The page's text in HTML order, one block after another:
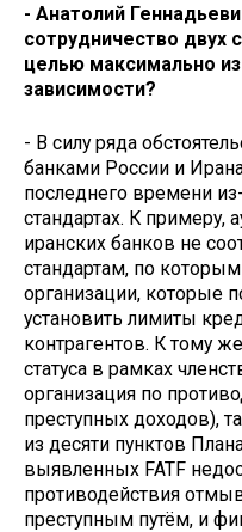
- Анатолий
сотрудничество двух
целью максимально
зависимости?
- В силу ряда
банками России и
последнего времени
стандартах. К примеру,
иранских банков не
стандартам, по
организации, которые
установить лимиты
контрагентов. К тому
статуса в рамках
организация по
преступных доходов),
из десяти пунктов
выявленных FATF
противодействия
преступным путём, и